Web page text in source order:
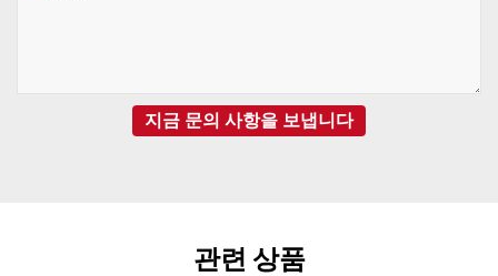
지금 문의 사항을 보냅니다
관련 상품